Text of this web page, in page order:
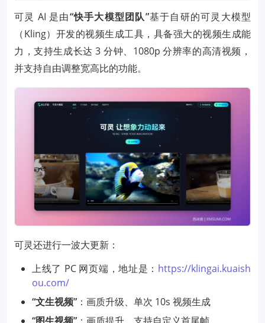
可灵 AI 是由“快手大模型团队”基于自研的可灵大模型
（Kling）开发的视频生成工具，具备强大的视频生成能
力，支持生成长达 3 分钟、1080p 分辨率的高清视频，
并支持自由调整宽高比的功能。
可灵还进行一波大更新：
上线了 PC 网页端，地址是： https://klingai.kuaish
ou.com/
“文生视频” ：画质升级、单次 10s 视频生成